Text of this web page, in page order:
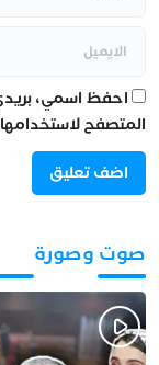
احفظ اسمي،
المتصفح
صوت وصورة